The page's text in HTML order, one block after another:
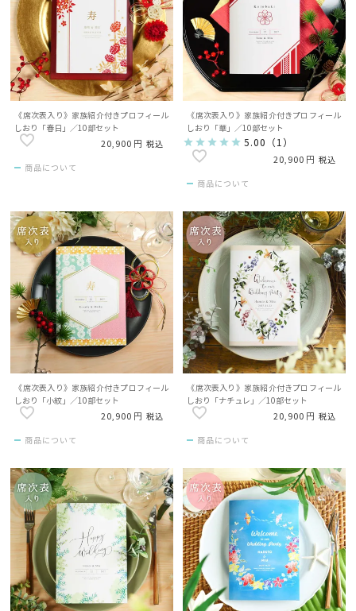
《席次表入り》家族紹介付きプロフィール
しおり「春日」／10部セット
20,900 税込
商品について
《席次表入り》家族紹介付きプロフィール
しおり「華」／10部セット
5.00 （ 1 ）
20,900 税込
商品について
《席次表入り》家族紹介付きプロフィール
しおり「小紋」／10部セット
20,900 税込
商品について
《席次表入り》家族紹介付きプロフィール
しおり「ナチュレ」／10部セット
20,900 税込
商品について